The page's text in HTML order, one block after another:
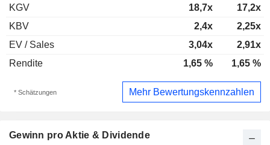
KGV 18,7x
17,2x
KBV
2,4x
2,25x
EV / Sales
3,04x
2,91x
Rendite
1,65 % 1,65 %
* Schätzungen Mehr Bewertungskennzahlen
Gewinn pro Aktie & Dividende